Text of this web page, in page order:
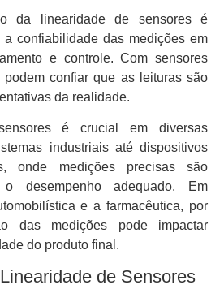
da linearidade de sensores é
confiabilidade das medições em
e controle. Com sensores
podem confiar que as leituras são
da realidade.
é crucial em diversas
industriais até dispositivos
onde medições precisas são
o desempenho adequado. Em
e a farmacêutica, por
das medições pode impactar
do produto final.
de Sensores